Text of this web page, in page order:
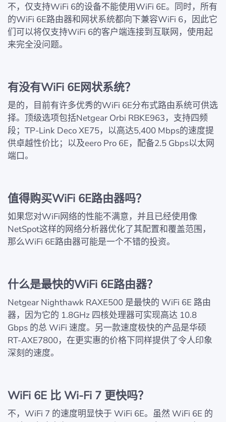
不，仅支持WiFi 6的设备不能使用WiFi 6E。同时，所有
的WiFi 6E路由器和网状系统都向下兼容WiFi 6，因此它
们可以将仅支持WiFi 6的客户端连接到互联网，使用起
来完全没问题。
有没有WiFi 6E网状系统？
是的，目前有许多优秀的WiFi 6E分布式路由系统可供选
择。顶级选项包括Netgear Orbi RBKE963，支持四频
段；TP-Link Deco XE75，以高达5,400 Mbps的速度提
供卓越性价比；以及eero Pro 6E，配备2.5 Gbps以太网
端口。
值得购买WiFi 6E路由器吗？
如果您对WiFi网络的性能不满意，并且已经使用像
NetSpot这样的网络分析器优化了其配置和覆盖范围，
那么WiFi 6E路由器可能是一个不错的投资。
什么是最快的WiFi 6E路由器？
Netgear Nighthawk RAXE500 是最快的 WiFi 6E 路由
器，因为它的 1.8GHz 四核处理器可实现高达 10.8
Gbps 的总 WiFi 速度。另一款速度极快的产品是华硕
RT-AXE7800，在更实惠的价格下同样提供了令人印象
深刻的速度。
WiFi 6E 比 Wi-Fi 7 更快吗？
不，WiFi 7 的速度明显快于 WiFi 6E。虽然 WiFi 6E 的